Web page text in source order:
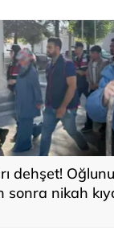
dehşet!
sonra nikah